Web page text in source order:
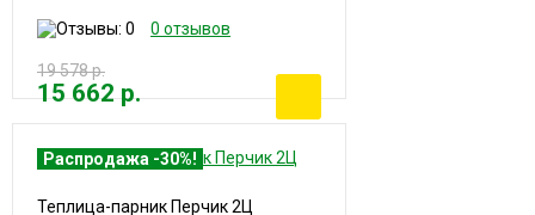
0 отзывов
19 578 р.
15 662 р.
Распродажа -30%!
Теплица-парник Перчик 2Ц